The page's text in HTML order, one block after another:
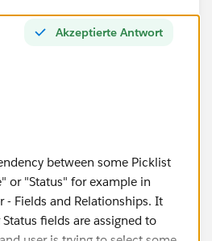
Akzeptierte Antwort
between some Picklist
or "Status" for example in
- Fields and Relationships. It
fields are assigned to